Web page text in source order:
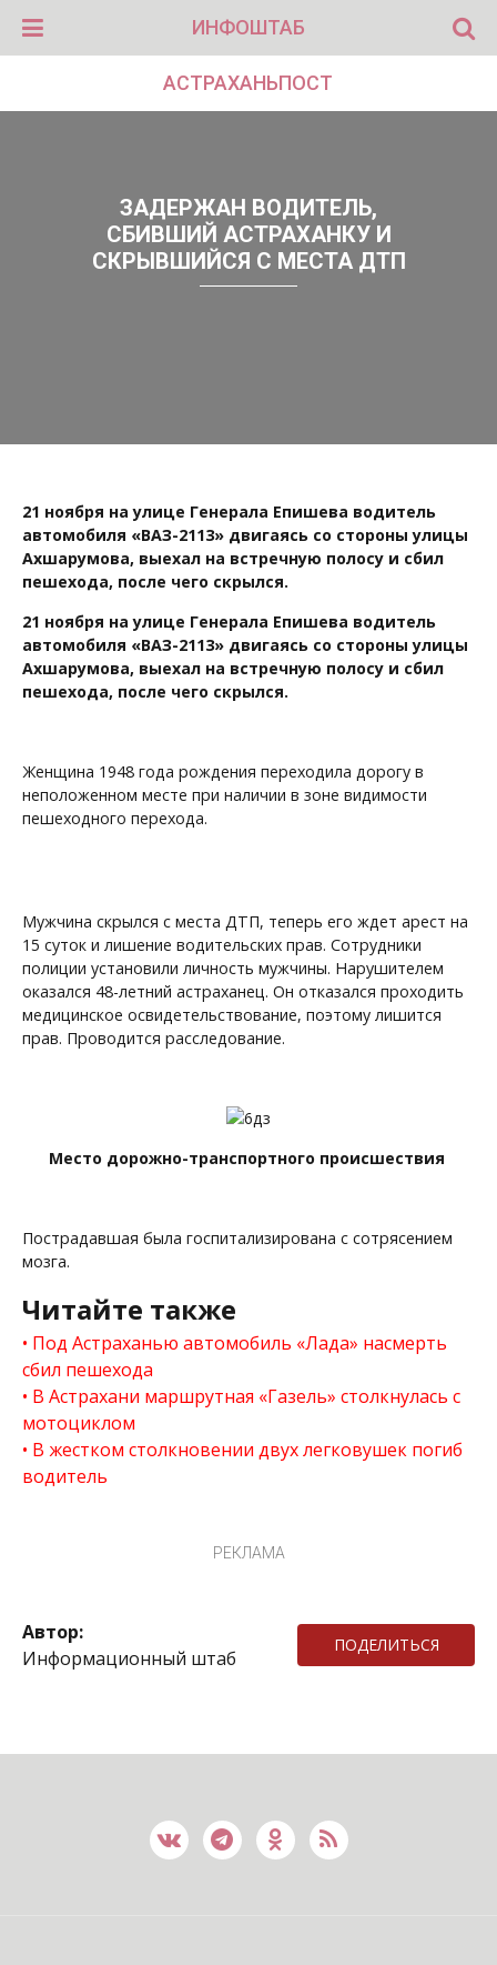
ИНФОШТАБ
АСТРАХАНЬПОСТ
ЗАДЕРЖАН ВОДИТЕЛЬ,
СБИВШИЙ АСТРАХАНКУ И
СКРЫВШИЙСЯ С МЕСТА ДТП
21 ноября на улице Генерала Епишева водитель
автомобиля «ВАЗ-2113» двигаясь со стороны улицы
Ахшарумова, выехал на встречную полосу и сбил
пешехода, после чего скрылся.
21 ноября на улице Генерала Епишева водитель
автомобиля «ВАЗ-2113» двигаясь со стороны улицы
Ахшарумова, выехал на встречную полосу и сбил
пешехода, после чего скрылся.
Женщина 1948 года рождения переходила дорогу в
неположенном месте при наличии в зоне видимости
пешеходного перехода.
Мужчина скрылся с места ДТП, теперь его ждет арест на
15 суток и лишение водительских прав. Сотрудники
полиции установили личность мужчины. Нарушителем
оказался 48-летний астраханец. Он отказался проходить
медицинское освидетельствование, поэтому лишится
прав. Проводится расследование.
Место дорожно-транспортного происшествия
Пострадавшая была госпитализирована с сотрясением
мозга.
Читайте также
Под Астраханью автомобиль «Лада» насмерть
сбил пешехода
В Астрахани маршрутная «Газель» столкнулась с
мотоциклом
В жестком столкновении двух легковушек погиб
водитель
РЕКЛАМА
Автор:
Информационный штаб
ПОДЕЛИТЬСЯ